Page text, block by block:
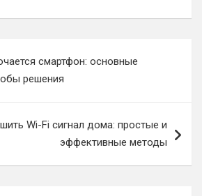
смартфон: основные
решения
Wi-Fi сигнал дома: простые и
эффективные методы